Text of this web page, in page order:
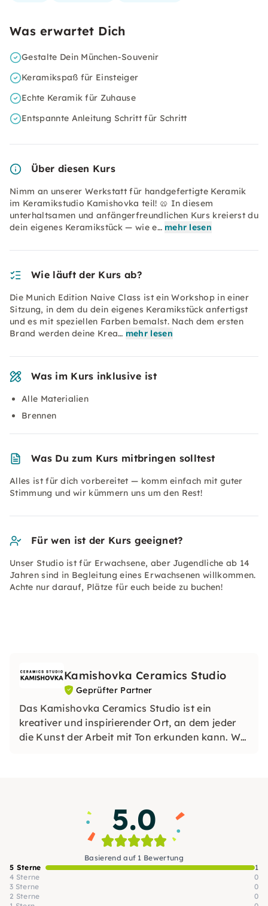
Was erwartet Dich
Gestalte Dein München-Souvenir
Keramikspaß für Einsteiger
Echte Keramik für Zuhause
Entspannte Anleitung Schritt für Schritt
Über diesen Kurs
Nimm an unserer Werkstatt für handgefertigte Keramik
im Keramikstudio Kamishovka teil! 🥨 In diesem
unterhaltsamen und anfängerfreundlichen Kurs kreierst du
dein eigenes Keramikstück — wie e… mehr lesen
Wie läuft der Kurs ab?
Die Munich Edition Naive Class ist ein Workshop in einer
Sitzung, in dem du dein eigenes Keramikstück anfertigst
und es mit speziellen Farben bemalst. Nach dem ersten
Brand werden deine Krea… mehr lesen
Was im Kurs inklusive ist
Alle Materialien
Brennen
Was Du zum Kurs mitbringen solltest
Alles ist für dich vorbereitet — komm einfach mit guter
Stimmung und wir kümmern uns um den Rest!
Für wen ist der Kurs geeignet?
Unser Studio ist für Erwachsene, aber Jugendliche ab 14
Jahren sind in Begleitung eines Erwachsenen willkommen.
Achte nur darauf, Plätze für euch beide zu buchen!
Kamishovka Ceramics Studio
Geprüfter Partner
Das Kamishovka Ceramics Studio ist ein
kreativer und inspirierender Ort, an dem jeder
die Kunst der Arbeit mit Ton erkunden kann. Wir
5.0
Basierend auf 1 Bewertung
5 Sterne
1
4 Sterne
0
3 Sterne
0
2 Sterne
0